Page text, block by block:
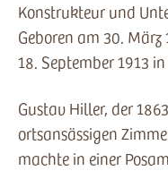
Konstrukteur und
Geboren am 30.
18. September 1913
Gustav Hiller, der
ortsansässigen
machte in einer